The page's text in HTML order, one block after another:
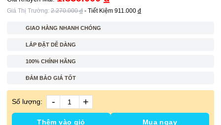
Giá Thị Trường: 2.270.000đ - Tiết Kiệm 911.000 đ
GIAO HÀNG NHANH CHÓNG
LẮP ĐẶT DỄ DÀNG
100% CHÍNH HÃNG
ĐẢM BẢO GIÁ TỐT
Số lượng: - +
Thêm vào giỏ Mua ngay